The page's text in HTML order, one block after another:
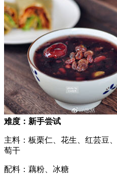
难度：新手尝试
主料：板栗仁、花生、红芸豆
萄干
配料：藕粉、冰糖